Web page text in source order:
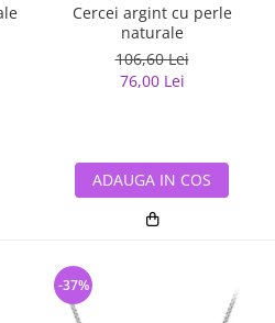
Cercei argint cu perle
naturale
106,60 Lei
76,00 Lei
ADAUGA IN COS
-37%